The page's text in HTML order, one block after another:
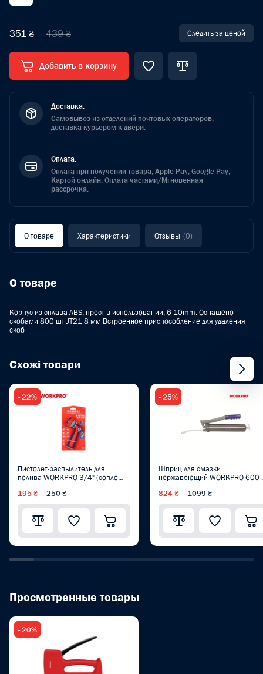
351 ₴ 439 ₴ Следить за ценой
Добавить в корзину
Доставка:
Самовывоз из отделений почтовых операторов,
доставка курьером к двери.
Оплата:
Оплата при получении товара, Apple Pay, Google Pay,
Картой онлайн, Оплата частями/Мгновенная
рассрочка.
О товаре Характеристики Отзывы (0)
О товаре
Корпус из сплава ABS, прост в использовании, 6-10mm. Оснащено
скобами 800 шт JT21 8 мм Встроенное приспособление для удаления
скоб
Схожі товари
- 22%
Пистолет-распылитель для
полива WORKPRO 3/4" (сопло
WP334012
195 ₴ 250 ₴
- 25%
Шприц для смазки
нержавеющий WORKPRO 600
824 ₴ 1099 ₴
Просмотренные товары
- 20%